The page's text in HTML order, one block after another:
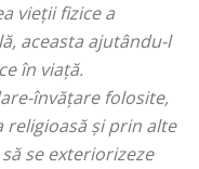
vieții fizice a
aceasta ajutându-l
în viață.
învățare folosite,
și prin alte
se exteriorizeze